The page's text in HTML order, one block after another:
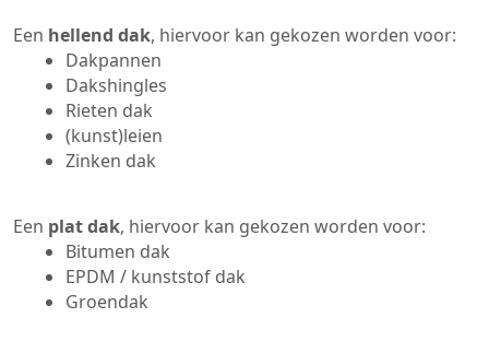
Een hellend dak, hiervoor kan gekozen worden voor:
Dakpannen
Dakshingles
Rieten dak
(kunst)leien
Zinken dak
Een plat dak, hiervoor kan gekozen worden voor:
Bitumen dak
EPDM / kunststof dak
Groendak